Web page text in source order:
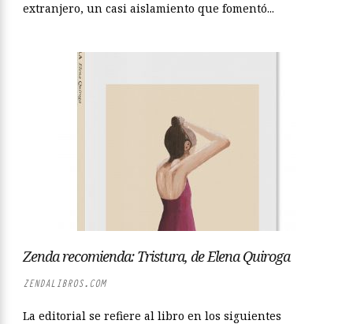
extranjero, un casi aislamiento que fomentó...
Zenda recomienda: Tristura, de Elena Quiroga
ZENDALIBROS.COM
La editorial se refiere al libro en los siguientes